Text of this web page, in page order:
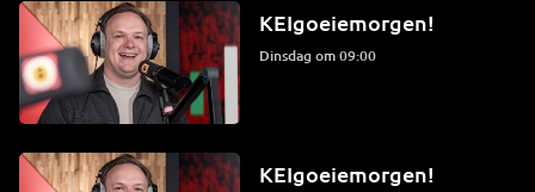
KEIgoeiemorgen!
dinsdag om 09:00
KEIgoeiemorgen!